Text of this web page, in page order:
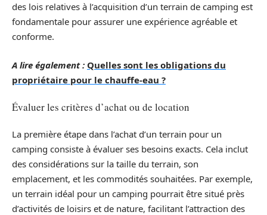
des lois relatives à l’acquisition d’un terrain de camping est
fondamentale pour assurer une expérience agréable et
conforme.
A lire également : Quelles sont les obligations du
propriétaire pour le chauffe-eau ?
Évaluer les critères d’achat ou de location
La première étape dans l’achat d’un terrain pour un
camping consiste à évaluer ses besoins exacts. Cela inclut
des considérations sur la taille du terrain, son
emplacement, et les commodités souhaitées. Par exemple,
un terrain idéal pour un camping pourrait être situé près
d’activités de loisirs et de nature, facilitant l’attraction des